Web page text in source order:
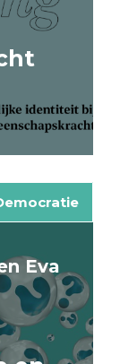
Eva